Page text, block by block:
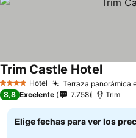
4 EstrellasHotel Terraza panorámica
Trim Castle HotelVer
8,8 Excelente 7.758 Trim
Elige fechas para ver los